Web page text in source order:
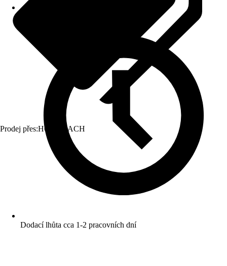
Prodej přes:HORNBACH
Dodací lhůta cca 1-2 pracovních dní